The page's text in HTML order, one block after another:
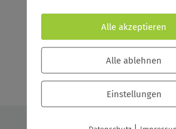
Alle akzeptieren
Alle ablehnen
Einstellungen